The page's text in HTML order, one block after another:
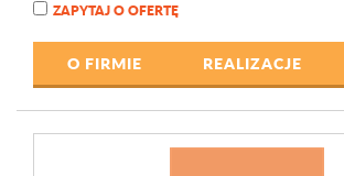
ZAPYTAJ O OFERTĘ
O FIRMIE REALIZACJE